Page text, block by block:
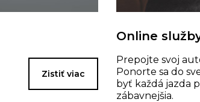
Zistiť viac
Online
Prepojte svoj
Ponorte sa do
byť každá jazda
zábavnejšia.